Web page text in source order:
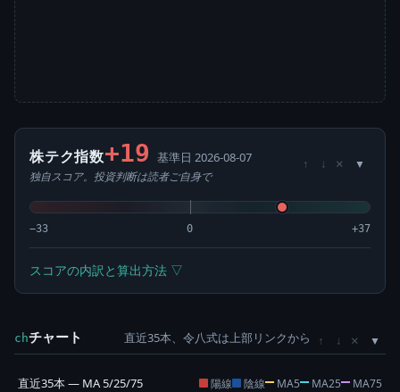
株テク指数+19 基準日 2026-08-07
独自スコア。投資判断は読者ご自身で
↑ ↓ ×
−33 0 +37
スコアの内訳と算出方法 ▽
chチャート 直近35本、令八式は上部リンクから ↑ ↓ ×
直近35本 — MA 5/25/75 陽線 陰線 MA5 MA25 MA75